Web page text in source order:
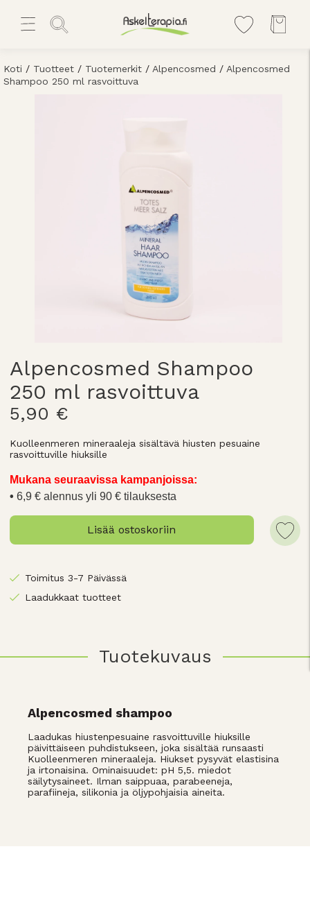
Koti / Tuotteet / Tuotemerkit / Alpencosmed / Alpencosmed
Shampoo 250 ml rasvoittuva
Alpencosmed Shampoo
250 ml rasvoittuva
5,90 €
Kuolleenmeren mineraaleja sisältävä hiusten pesuaine
rasvoittuville hiuksille
Mukana seuraavissa kampanjoissa:
6,9 € alennus yli 90 € tilauksesta
Lisää ostoskoriin
Toimitus 3-7 Päivässä
Laadukkaat tuotteet
Tuotekuvaus
Alpencosmed shampoo
Laadukas hiustenpesuaine rasvoittuville hiuksille
päivittäiseen puhdistukseen, joka sisältää runsaasti
Kuolleenmeren mineraaleja. Hiukset pysyvät elastisina
ja irtonaisina. Ominaisuudet: pH 5,5. miedot
säilytysaineet. Ilman saippuaa, parabeeneja,
parafiineja, silikonia ja öljypohjaisia aineita.